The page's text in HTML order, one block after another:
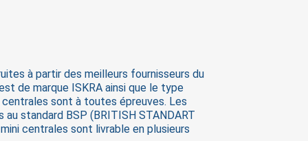
à partir des meilleurs fournisseurs du
de marque ISKRA ainsi que le type
sont à toutes épreuves. Les
standard BSP (BRITISH STANDART
centrales sont livrable en plusieurs